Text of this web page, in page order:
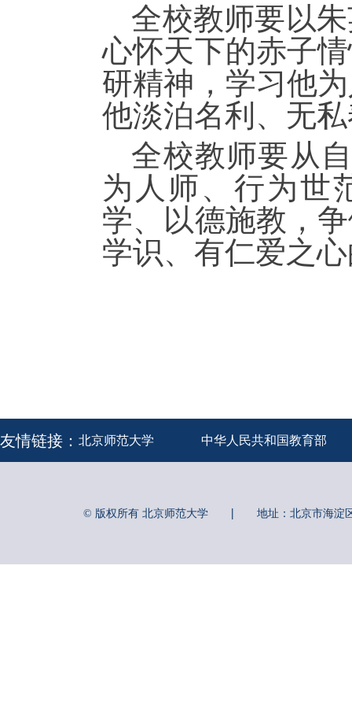
全校教师要以
心怀天下的赤子
研精神，学习他
他淡泊名利、无
全校教师要从
为人师、行为世
学、以德施教，
学识、有仁爱之
友情链接： 北京师范大学 中华人民共和国教育部
© 版权所有 北京师范大学 | 地址：北京市海